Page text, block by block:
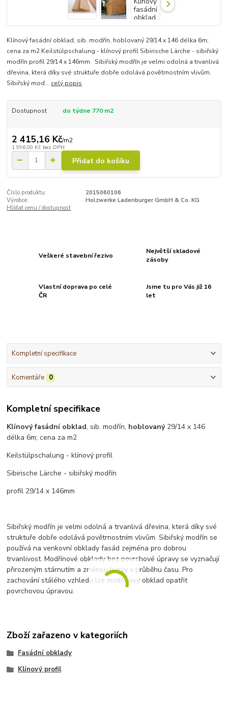
Klínový fasádní obklad, sib. modřín, hoblovaný 29/14 x 146 délka 6m;
cena za m2 Keilstülpschalung - klínový profil Sibirische Lärche - sibiřský
modřín profil 29/14 x 146mm Sibiřský modřín je velmi odolná a trvanlivá
dřevina, která díky své struktuře dobře odolává povětrnostním vlivům.
Sibiřský mod... celý popis
Dostupnost do týdne 770 m2
2 415,16 Kč/m2
1 996,00 Kč bez DPH
Přidat do košíku
Číslo produktu:
2015060106
Výrobce:
Holzwerke Ladenburger GmbH & Co. KG
Hlídat cenu / dostupnost
Veškeré stavební řezivo
Největší skladové
zásoby
Vlastní doprava po celé
ČR
Jsme tu pro Vás již 16
let
Kompletní specifikace
Komentáře 0
Kompletní specifikace
Klínový fasádní obklad, sib. modřín, hoblovaný 29/14 x 146
délka 6m; cena za m2
Keilstülpschalung - klínový profil
Sibirische Lärche - sibiřský modřín
profil 29/14 x 146mm
Sibiřský modřín je velmi odolná a trvanlivá dřevina, která díky své
struktuře dobře odolává povětrnostním vlivům. Sibiřský modřín se
používá na venkovní obklady fasád zejména pro dobrou
trvanlivost. Modřínové obklady bez povrchové úpravy se vyznačují
přirozeným stárnutím a změnou barvy v průběhu času. Pro
zachování stálého vzhledu lze modřínový obklad opatřit
povrchovou úpravou.
Zboží zařazeno v kategoriích
Fasádní obklady
Klínový profil